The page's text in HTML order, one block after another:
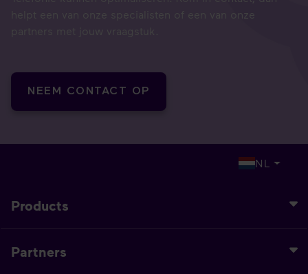
helpt een van onze specialisten of een van onze
partners met jouw vraagstuk.
NEEM CONTACT OP
NL
Products
Partners